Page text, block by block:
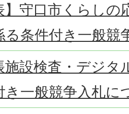
】守口市くらし
る条件付き一般競
施設検査・デジタ
き一般競争入札に